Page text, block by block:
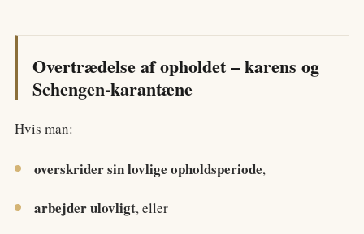
Overtrædelse af opholdet – karens og
Schengen-karantæne
Hvis man:
overskrider sin lovlige opholdsperiode,
arbejder ulovligt, eller